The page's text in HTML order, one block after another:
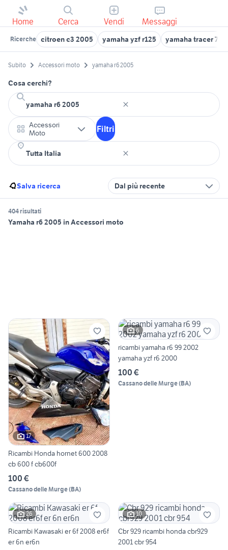
Home Cerca Vendi Messaggi
Ricerche citroen c3 2005 yamaha yzf r125 yamaha tracer 7 gt
Subito Accessori moto yamaha r6 2005
Cosa cerchi?
Accessori
Moto
Filtri
Salva ricerca Dal più recente
404 risultati
Yamaha r6 2005 in Accessori moto
17
Ricambi Honda hornet 600 2008
cb 600 f cb600f
100 €
Cassano delle Murge(BA)
6
ricambi yamaha r6 99 2002
yamaha yzf r6 2000
100 €
Cassano delle Murge(BA)
26
Ricambi Kawasaki er 6f 2008 er6f
er 6n er6n
10
Cbr 929 ricambi honda cbr929
2001 cbr 954